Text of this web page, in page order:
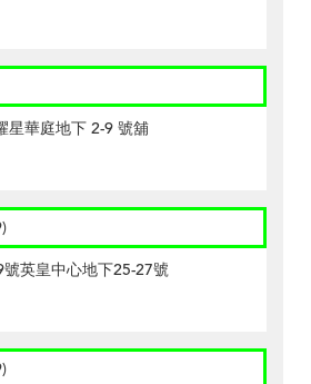
星華庭地下 2-9 號舖
英皇中心地下25-27號